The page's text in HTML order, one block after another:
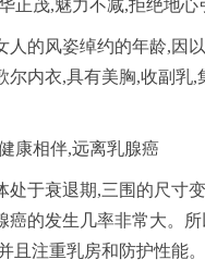
正茂,魅力不减,拒绝地心
人的风姿绰约的年龄,因
尔内衣,具有美胸,收副乳
康相伴,远离乳腺癌
处于衰退期,三围的尺寸
癌的发生几率非常大。
且注重乳房和防护性能。